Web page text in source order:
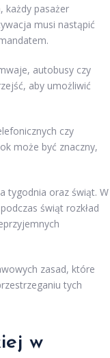
każdy pasażer
musi nastąpić
autobusy czy
aby umożliwić
czy
może być znaczny,
tygodnia oraz świąt. W
świąt rozkład
zasad, które
tych
w